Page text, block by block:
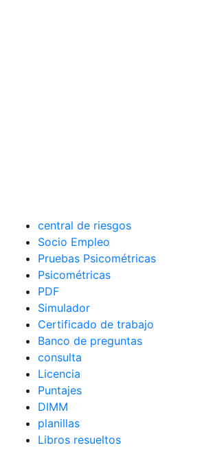
central de riesgos
Socio Empleo
Pruebas Psicométricas
Psicométricas
PDF
Simulador
Certificado de trabajo
Banco de preguntas
consulta
Licencia
Puntajes
DIMM
planillas
Libros resueltos